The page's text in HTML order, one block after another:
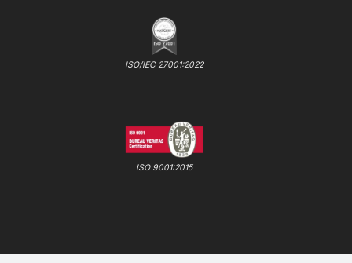
ISO/IEC 27001:2022
ISO 9001:2015